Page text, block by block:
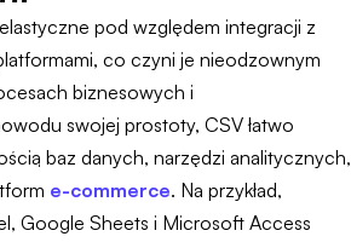
pod względem integracji z
co czyni je nieodzownym
biznesowych i
swojej prostoty, CSV łatwo
baz danych, narzędzi analitycznych,
e-commerce. Na przykład,
Google Sheets i Microsoft Access